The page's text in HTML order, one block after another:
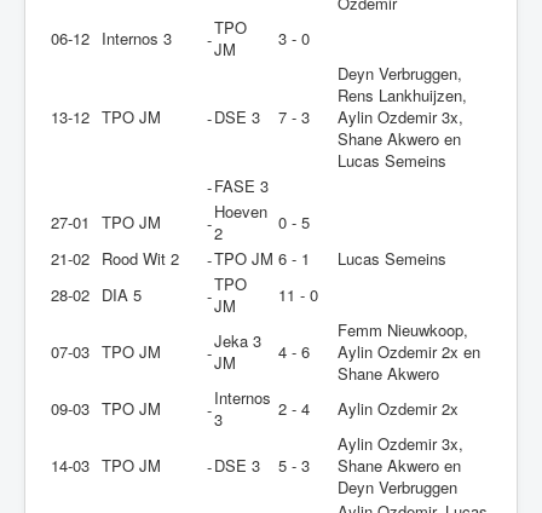
06-12 Internos 3 -
TPO
JM
3 - 0
13-12 TPO JM -DSE 3 7 - 3
Deyn Verbruggen,
Rens Lankhuijzen,
Aylin Ozdemir 3x,
Shane Akwero en
Lucas Semeins
-FASE 3
27-01
TPO JM -
Hoeven
2
0 - 5
21-02 Rood Wit 2 -TPO JM 6 - 1
Lucas Semeins
28-02 DIA 5 -
TPO
JM
11 - 0
07-03 TPO JM -
Jeka 3
JM
4 - 6
Femm Nieuwkoop,
Aylin Ozdemir 2x en
Shane Akwero
09-03 TPO JM -
Internos
3
2 - 4 Aylin Ozdemir 2x
14-03 TPO JM -DSE 3 5 - 3
Aylin Ozdemir 3x,
Shane Akwero en
Deyn Verbruggen